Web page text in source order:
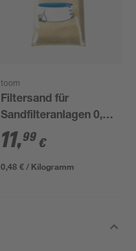
toom
Filtersand für
Sandfilteranlagen 0,7-
1,2 mm 25 kg
11,99 €
0,48 € / Kilogramm